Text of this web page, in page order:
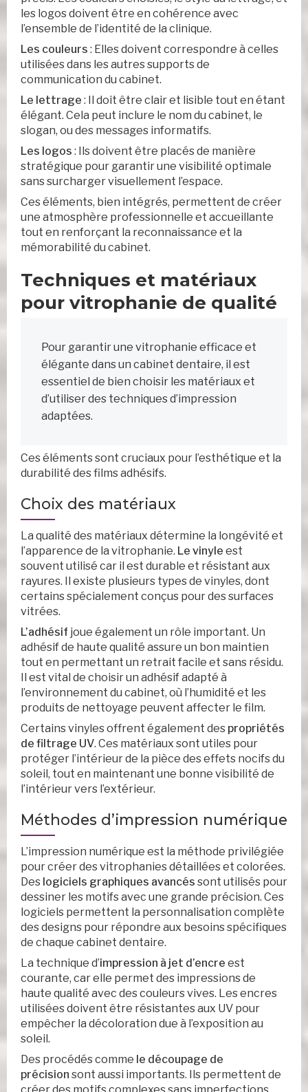
les logos doivent être en cohérence avec
l’ensemble de l’identité de la clinique.
Les couleurs : Elles doivent correspondre à celles
utilisées dans les autres supports de
communication du cabinet.
Le lettrage : Il doit être clair et lisible tout en étant
élégant. Cela peut inclure le nom du cabinet, le
slogan, ou des messages informatifs.
Les logos : Ils doivent être placés de manière
stratégique pour garantir une visibilité optimale
sans surcharger visuellement l’espace.
Ces éléments, bien intégrés, permettent de créer
une atmosphère professionnelle et accueillante
tout en renforçant la reconnaissance et la
mémorabilité du cabinet.
Techniques et matériaux
pour vitrophanie de qualité
Pour garantir une vitrophanie efficace et
élégante dans un cabinet dentaire, il est
essentiel de bien choisir les matériaux et
d’utiliser des techniques d’impression
adaptées.
Ces éléments sont cruciaux pour l’esthétique et la
durabilité des films adhésifs.
Choix des matériaux
La qualité des matériaux détermine la longévité et
l’apparence de la vitrophanie. Le vinyle est
souvent utilisé car il est durable et résistant aux
rayures. Il existe plusieurs types de vinyles, dont
certains spécialement conçus pour des surfaces
vitrées.
L’adhésif joue également un rôle important. Un
adhésif de haute qualité assure un bon maintien
tout en permettant un retrait facile et sans résidu.
Il est vital de choisir un adhésif adapté à
l’environnement du cabinet, où l’humidité et les
produits de nettoyage peuvent affecter le film.
Certains vinyles offrent également des propriétés
de filtrage UV. Ces matériaux sont utiles pour
protéger l’intérieur de la pièce des effets nocifs du
soleil, tout en maintenant une bonne visibilité de
l’intérieur vers l’extérieur.
Méthodes d’impression numérique
L’impression numérique est la méthode privilégiée
pour créer des vitrophanies détaillées et colorées.
Des logiciels graphiques avancés sont utilisés pour
dessiner les motifs avec une grande précision. Ces
logiciels permettent la personnalisation complète
des designs pour répondre aux besoins spécifiques
de chaque cabinet dentaire.
La technique d’impression à jet d’encre est
courante, car elle permet des impressions de
haute qualité avec des couleurs vives. Les encres
utilisées doivent être résistantes aux UV pour
empêcher la décoloration due à l’exposition au
soleil.
Des procédés comme le découpage de
précision sont aussi importants. Ils permettent de